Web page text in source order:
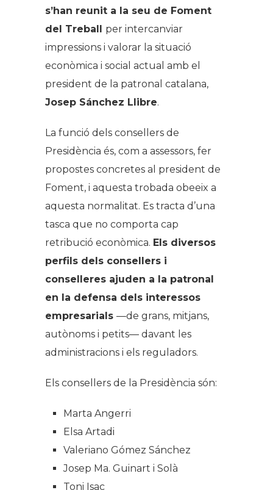
s’han reunit a la seu de Foment
del Treball per intercanviar
impressions i valorar la situació
econòmica i social actual amb el
president de la patronal catalana,
Josep Sánchez Llibre.
La funció dels consellers de
Presidència és, com a assessors, fer
propostes concretes al president de
Foment, i aquesta trobada obeeix a
aquesta normalitat. Es tracta d’una
tasca que no comporta cap
retribució econòmica. Els diversos
perfils dels consellers i
conselleres ajuden a la patronal
en la defensa dels interessos
empresarials —de grans, mitjans,
autònoms i petits— davant les
administracions i els reguladors.
Els consellers de la Presidència són:
Marta Angerri
Elsa Artadi
Valeriano Gómez Sánchez
Josep Ma. Guinart i Solà
Toni Isac